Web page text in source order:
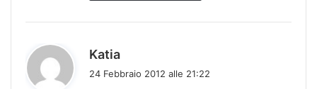
Katia
24 Febbraio 2012 alle 21:22